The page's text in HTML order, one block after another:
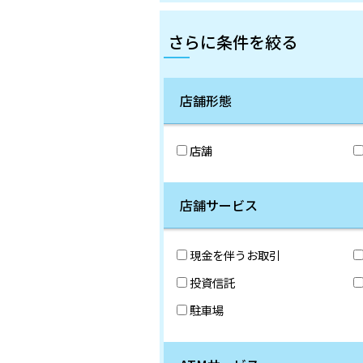
さらに条件を絞る
店舗形態
店舗
店舗サービス
現金を伴うお取引
投資信託
駐車場